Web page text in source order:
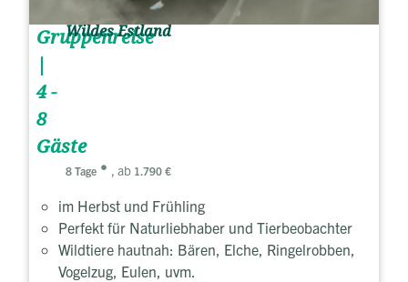
Gruppenreise
|
4 -
8
Gäste
Wildes Estland
8 Tage , ab 1.790 €
im Herbst und Frühling
Perfekt für Naturliebhaber und Tierbeobachter
Wildtiere hautnah: Bären, Elche, Ringelrobben,
Vogelzug, Eulen, uvm.